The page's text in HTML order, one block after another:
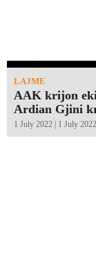
LAJME
AAK krijon
Ardian Gjini
1 July 2022 | 1 July 2022